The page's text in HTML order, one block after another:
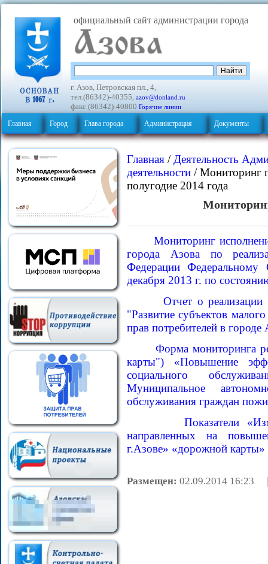
официальный сайт администрации города
г. Азов, Петровская пл., 4,
тел.(86342)-40355, azov@donland.ru
факс (86342)-40800 Горячие линии
Главная Город Глава города Администрация Документы
Главная / Деятельность
деятельности / Мониторинг
полугодие 2014 года
Мониторинг
города Азова по
Федерации
декабря 2013 г. по
Отчет о
"Развитие субъектов
прав потребителей в
Форма мониторинга
карты") «Повышение
социального
Муниципальное
обслуживания граждан
Показатели
направленных на
г.Азове» «дорожной карты»
Размещен: 02.09.2014